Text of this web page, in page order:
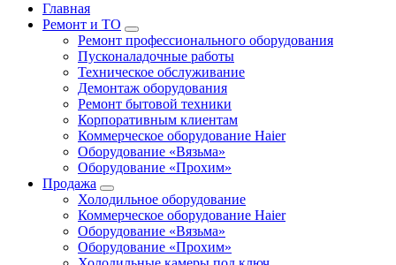
Главная
Ремонт и ТО
Ремонт профессионального оборудования
Пусконаладочные работы
Техническое обслуживание
Демонтаж оборудования
Ремонт бытовой техники
Корпоративным клиентам
Коммерческое оборудование Haier
Оборудование «Вязьма»
Оборудование «Прохим»
Продажа
Холодильное оборудование
Коммерческое оборудование Haier
Оборудование «Вязьма»
Оборудование «Прохим»